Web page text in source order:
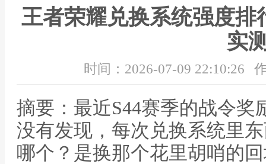
王者荣耀兑换系统强度排
实
时间：2026-07-09 22:10:26
摘要：最近S44赛季的战令
没有发现，每次兑换系统里
哪个？是换那个花里胡哨的